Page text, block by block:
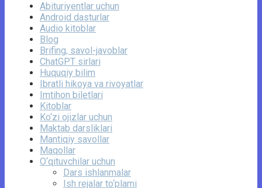
Abituriyentlar uchun
Android dasturlar
Audio kitoblar
Blog
Brifing, savol-javoblar
ChatGPT sirlari
Huquqiy bilim
Ibratli hikoya va rivoyatlar
Imtihon biletlari
Kitoblar
Ko‘zi ojizlar uchun
Maktab darsliklari
Mantiqiy savollar
Maqollar
O‘qituvchilar uchun
Dars ishlanmalar
Ish rejalar to‘plami